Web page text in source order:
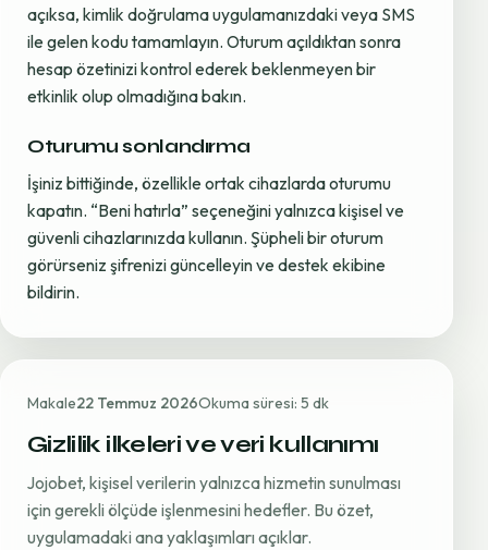
açıksa, kimlik doğrulama uygulamanızdaki veya SMS
ile gelen kodu tamamlayın. Oturum açıldıktan sonra
hesap özetinizi kontrol ederek beklenmeyen bir
etkinlik olup olmadığına bakın.
Oturumu sonlandırma
İşiniz bittiğinde, özellikle ortak cihazlarda oturumu
kapatın. “Beni hatırla” seçeneğini yalnızca kişisel ve
güvenli cihazlarınızda kullanın. Şüpheli bir oturum
görürseniz şifrenizi güncelleyin ve destek ekibine
bildirin.
Makale22 Temmuz 2026Okuma süresi: 5 dk
Gizlilik ilkeleri ve veri kullanımı
Jojobet, kişisel verilerin yalnızca hizmetin sunulması
için gerekli ölçüde işlenmesini hedefler. Bu özet,
uygulamadaki ana yaklaşımları açıklar.